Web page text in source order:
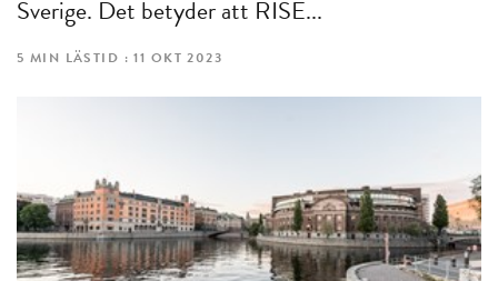
Sverige. Det betyder att RISE...
5 MIN LÄSTID : 11 OKT 2023